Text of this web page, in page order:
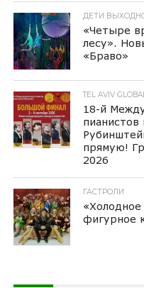
ДЕТИ
«Четыре
лесу».
«Браво»
TEL AVIV
18-й
прямую!
2026
ГАСТРОЛИ
фигурное